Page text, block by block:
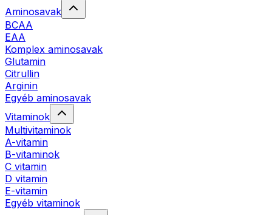
Aminosavak
BCAA
EAA
Komplex aminosavak
Glutamin
Citrullin
Arginin
Egyéb aminosavak
Vitaminok
Multivitaminok
A-vitamin
B-vitaminok
C vitamin
D vitamin
E-vitamin
Egyéb vitaminok